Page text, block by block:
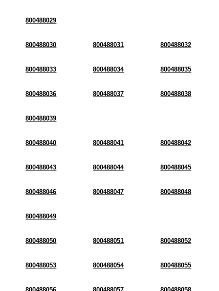
800488029
800488030 800488031 800488032
800488033 800488034 800488035
800488036 800488037 800488038
800488039
800488040 800488041 800488042
800488043 800488044 800488045
800488046 800488047 800488048
800488049
800488050 800488051 800488052
800488053 800488054 800488055